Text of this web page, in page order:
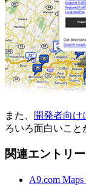
また、 開発者向け
ろいろ面白いこと
関連エントリー
A9.com